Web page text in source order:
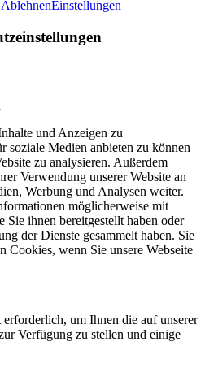
Einstellungen
und Anzeigen zu
soziale Medien anbieten zu können
zu analysieren. Außerdem
Verwendung unserer Website an
Werbung und Analysen weiter.
möglicherweise mit
Sie ihnen bereitgestellt haben oder
der Dienste gesammelt haben. Sie
Cookies, wenn Sie unsere Webseite
um Ihnen die auf unserer
Verfügung zu stellen und einige